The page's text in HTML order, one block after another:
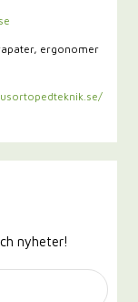
ergonomer
nyheter!